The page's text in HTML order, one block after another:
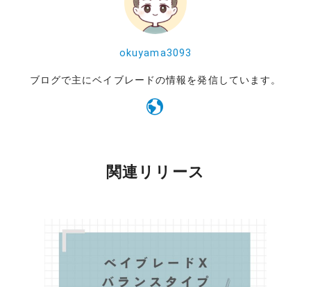
okuyama3093
ブログで主にベイブレードの情報を発信しています。
関連リリース